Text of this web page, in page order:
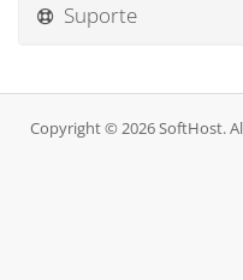
Suporte
Copyright © 2026 SoftHost.